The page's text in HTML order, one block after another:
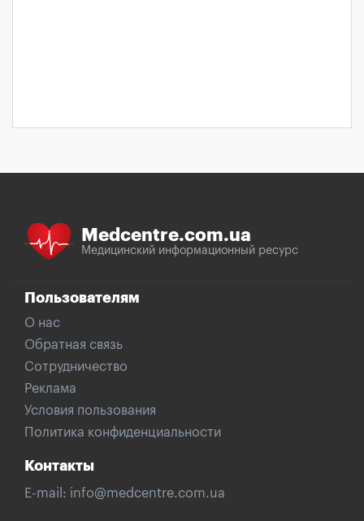
Medcentre.com.ua
Медицинский информационный ресурс
Пользователям
О нас
Обратная связь
Сотрудничество
Реклама
Условия пользования
Политика конфиденциальности
Контакты
E-mail: info@medcentre.com.ua